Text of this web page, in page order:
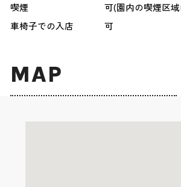
喫煙
可(園内の喫煙区
車椅子での入店
可
MAP